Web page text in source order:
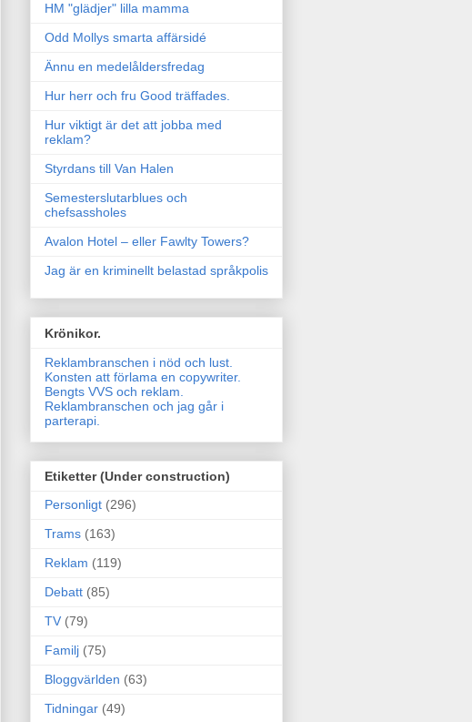
HM "glädjer" lilla mamma
Odd Mollys smarta affärsidé
Ännu en medelåldersfredag
Hur herr och fru Good träffades.
Hur viktigt är det att jobba med
reklam?
Styrdans till Van Halen
Semesterslutarblues och
chefsassholes
Avalon Hotel – eller Fawlty Towers?
Jag är en kriminellt belastad språkpolis
Krönikor.
Reklambranschen i nöd och lust.
Konsten att förlama en copywriter.
Bengts VVS och reklam.
Reklambranschen och jag går i
parterapi.
Etiketter (Under construction)
Personligt (296)
Trams (163)
Reklam (119)
Debatt (85)
TV (79)
Familj (75)
Bloggvärlden (63)
Tidningar (49)